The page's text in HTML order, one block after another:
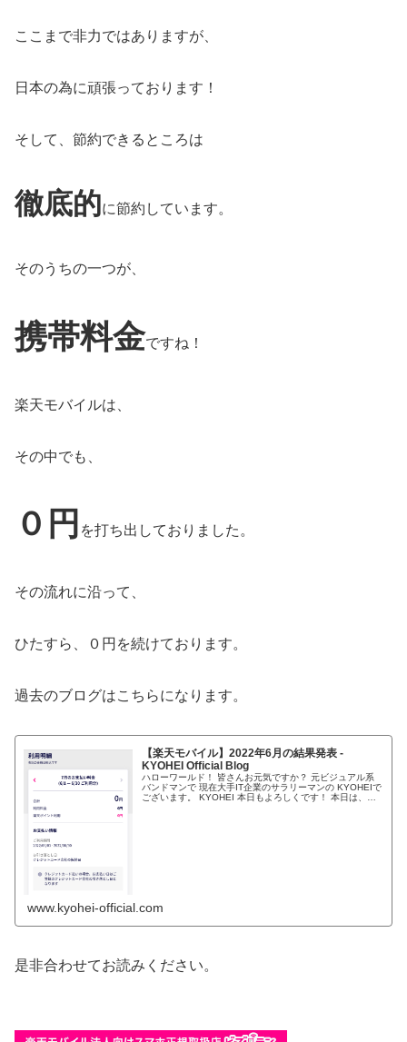
ここまで非力ではありますが、
日本の為に頑張っております！
そして、節約できるところは
徹底的に節約しています。
そのうちの一つが、
携帯料金ですね！
楽天モバイルは、
その中でも、
０円 を打ち出しておりました。
その流れに沿って、
ひたすら、０円を続けております。
過去のブログはこちらになります。
【楽天モバイル】2022年6月の結果発表 -
KYOHEI Official Blog
ハローワールド！ 皆さんお元気ですか？ 元ビジュアル系
バンドマンで 現在大手IT企業のサラリーマンの KYOHEIで
ございます。 KYOHEI 本日もよろしくです！ 本日は、毎
www.kyohei-official.com
是非合わせてお読みください。